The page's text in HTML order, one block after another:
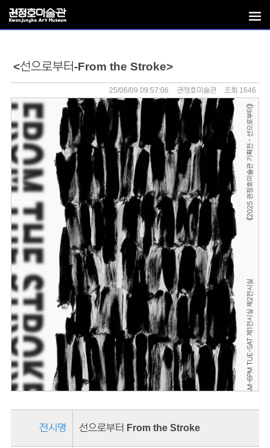
<선으로부터-From the Stroke>
25/06/09 09:57:06 권정호미술관 조회 1646
전시명 선으로부터 From the Stroke